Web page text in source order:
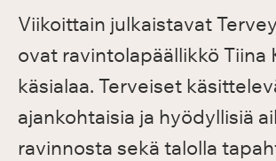
Viikoittain julkaistavat
ovat ravintolapäällikkö Tiina
käsialaa. Terveiset
ajankohtaisia ja hyödyllisiä
ravinnosta sekä talolla